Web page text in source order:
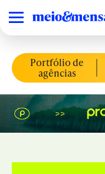
Portfólio de
agências